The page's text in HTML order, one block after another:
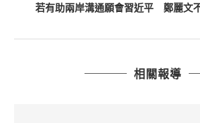
若有助兩岸溝通願會習近平 鄭麗文
相關報導